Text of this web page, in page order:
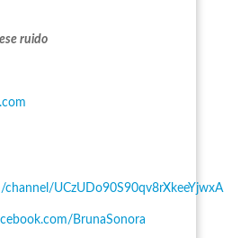
ruido
UCzUDo90S90qv8rXkeeYjwxA
BrunaSonora